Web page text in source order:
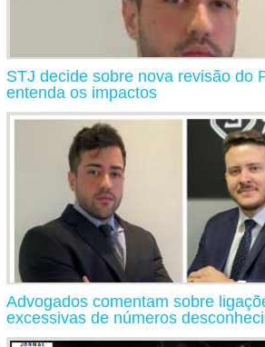
STJ decide sobre nova revisão do
entenda os impactos
Advogados comentam sobre
excessivas de números